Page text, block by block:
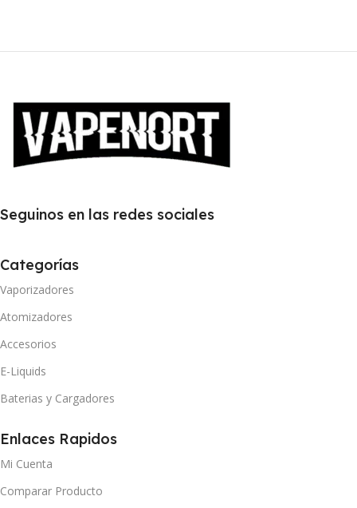
Seguinos en las redes sociales
Categorías
Vaporizadores
Atomizadores
Accesorios
E-Liquids
Baterias y Cargadores
Enlaces Rapidos
Mi Cuenta
Comparar Producto